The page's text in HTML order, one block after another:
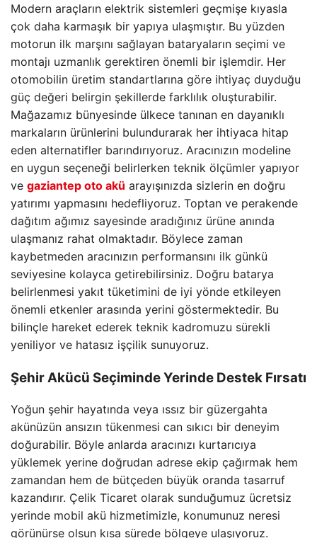
Modern araçların elektrik sistemleri geçmişe kıyasla
çok daha karmaşık bir yapıya ulaşmıştır. Bu yüzden
motorun ilk marşını sağlayan bataryaların seçimi ve
montajı uzmanlık gerektiren önemli bir işlemdir. Her
otomobilin üretim standartlarına göre ihtiyaç duyduğu
güç değeri belirgin şekillerde farklılık oluşturabilir.
Mağazamız bünyesinde ülkece tanınan en dayanıklı
markaların ürünlerini bulundurarak her ihtiyaca hitap
eden alternatifler barındırıyoruz. Aracınızın modeline
en uygun seçeneği belirlerken teknik ölçümler yapıyor
ve gaziantep oto akü arayışınızda sizlerin en doğru
yatırımı yapmasını hedefliyoruz. Toptan ve perakende
dağıtım ağımız sayesinde aradığınız ürüne anında
ulaşmanız rahat olmaktadır. Böylece zaman
kaybetmeden aracınızın performansını ilk günkü
seviyesine kolayca getirebilirsiniz. Doğru batarya
belirlenmesi yakıt tüketimini de iyi yönde etkileyen
önemli etkenler arasında yerini göstermektedir. Bu
bilinçle hareket ederek teknik kadromuzu sürekli
yeniliyor ve hatasız işçilik sunuyoruz.
Şehir Akücü Seçiminde Yerinde Destek Fırsatı
Yoğun şehir hayatında veya ıssız bir güzergahta
akünüzün ansızın tükenmesi can sıkıcı bir deneyim
doğurabilir. Böyle anlarda aracınızı kurtarıcıya
yüklemek yerine doğrudan adrese ekip çağırmak hem
zamandan hem de bütçeden büyük oranda tasarruf
kazandırır. Çelik Ticaret olarak sunduğumuz ücretsiz
yerinde mobil akü hizmetimizle, konumunuz neresi
görünürse olsun kısa sürede bölgeye ulaşıyoruz.